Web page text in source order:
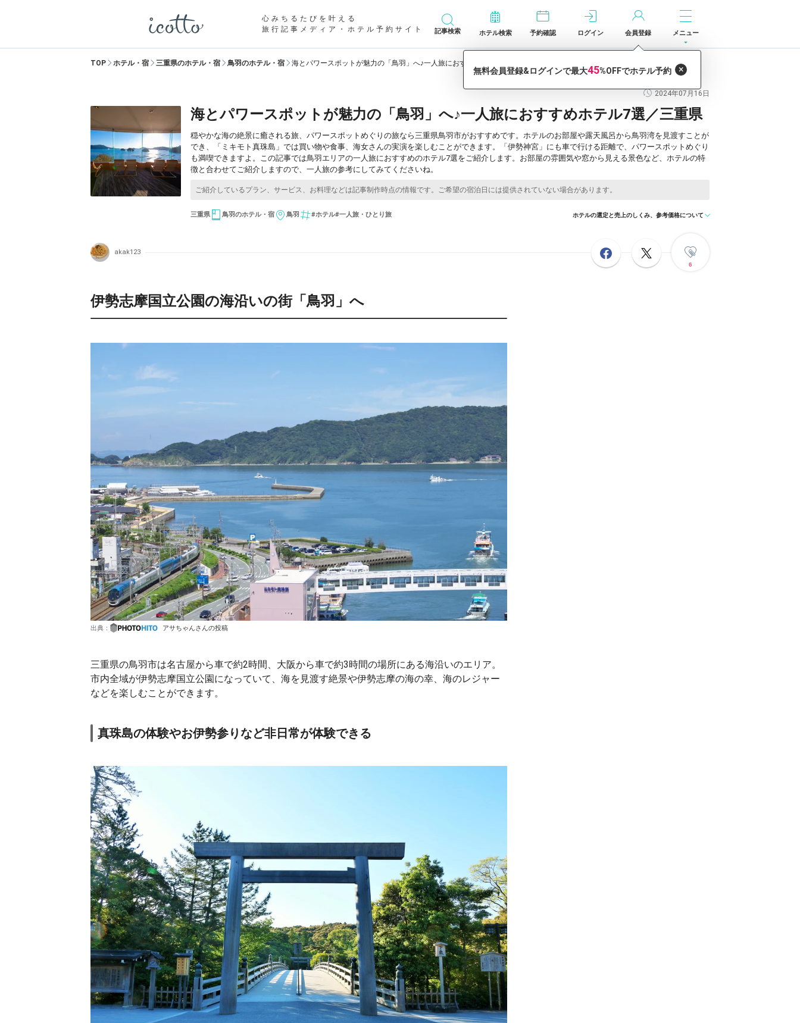
心みちるたびを叶える
旅行記事メディア・ホテル予約サイト
記事検索 ホテル検索 予約確認 ログイン 会員登録 メニュー
TOP ホテル・宿 三重県のホテル・宿 鳥羽のホテル・宿 海とパワースポットが魅力の「鳥羽」へ♪一人旅におすすめホテル7選／三重県
2024年07月16日
海とパワースポットが魅力の「鳥羽」へ♪一人旅におすすめホテル7選／三重県
穏やかな海の絶景に癒される旅、パワースポットめぐりの旅なら三重県鳥羽市がおすすめです。ホテルのお部屋や露天風呂から鳥羽湾を見渡すことが
でき、「ミキモト真珠島」では買い物や食事、海女さんの実演を楽しむことができます。「伊勢神宮」にも車で行ける距離で、パワースポットめぐり
も満喫できますよ。この記事では鳥羽エリアの一人旅におすすめのホテル7選をご紹介します。お部屋の雰囲気や窓から見える景色など、ホテルの特
徴と合わせてご紹介しますので、一人旅の参考にしてみてくださいね。
三重県 鳥羽のホテル・宿 鳥羽 #ホテル#一人旅・ひとり旅 ホテルの選定と売上のしくみ、参考価格について
akak123
6
伊勢志摩国立公園の海沿いの街「鳥羽」へ
出典： アサちゃんさんの投稿
三重県の鳥羽市は名古屋から車で約2時間、大阪から車で約3時間の場所にある海沿いのエリア。
市内全域が伊勢志摩国立公園になっていて、海を見渡す絶景や伊勢志摩の海の幸、海のレジャー
などを楽しむことができます。
真珠島の体験やお伊勢参りなど非日常が体験できる